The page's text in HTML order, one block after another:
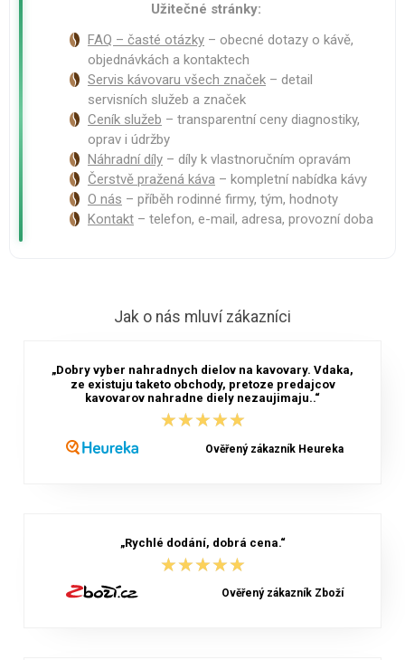
Užitečné stránky:
FAQ – časté otázky – obecné dotazy o kávě,
objednávkách a kontaktech
Servis kávovaru všech značek – detail
servisních služeb a značek
Ceník služeb – transparentní ceny diagnostiky,
oprav i údržby
Náhradní díly – díly k vlastnoručním opravám
Čerstvě pražená káva – kompletní nabídka kávy
O nás – příběh rodinné firmy, tým, hodnoty
Kontakt – telefon, e-mail, adresa, provozní doba
Jak o nás mluví zákazníci
„Dobry vyber nahradnych dielov na kavovary. Vdaka,
ze existuju taketo obchody, pretoze predajcov
kavovarov nahradne diely nezaujimaju..“
★★★★★
★★★★★
Ověřený zákazník Heureka
„Rychlé dodání, dobrá cena.“
★★★★★
★★★★★
Ověřený zákazník Zboží